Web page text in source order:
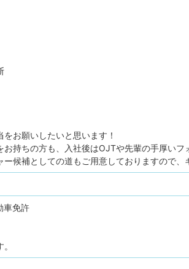
お願いしたいと思います！
持ちの方も、入社後はOJTや先輩の手厚いフ
候補としての道もご用意しておりますので、
車免許